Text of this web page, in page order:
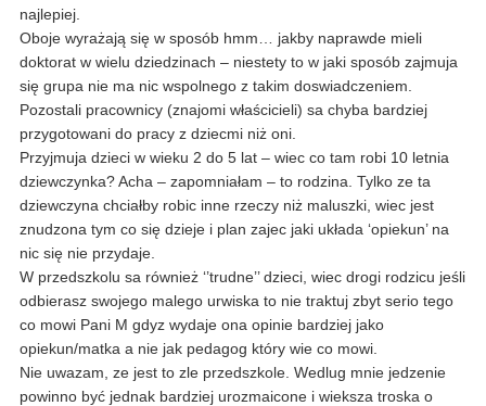
najlepiej.
Oboje wyrażają się w sposób hmm… jakby naprawde mieli
doktorat w wielu dziedzinach – niestety to w jaki sposób zajmuja
się grupa nie ma nic wspolnego z takim doswiadczeniem.
Pozostali pracownicy (znajomi właścicieli) sa chyba bardziej
przygotowani do pracy z dziecmi niż oni.
Przyjmuja dzieci w wieku 2 do 5 lat – wiec co tam robi 10 letnia
dziewczynka? Acha – zapomniałam – to rodzina. Tylko ze ta
dziewczyna chciałby robic inne rzeczy niż maluszki, wiec jest
znudzona tym co się dzieje i plan zajec jaki układa ‘opiekun’ na
nic się nie przydaje.
W przedszkolu sa również ‘’trudne’’ dzieci, wiec drogi rodzicu jeśli
odbierasz swojego malego urwiska to nie traktuj zbyt serio tego
co mowi Pani M gdyz wydaje ona opinie bardziej jako
opiekun/matka a nie jak pedagog który wie co mowi.
Nie uwazam, ze jest to zle przedszkole. Wedlug mnie jedzenie
powinno być jednak bardziej urozmaicone i wieksza troska o